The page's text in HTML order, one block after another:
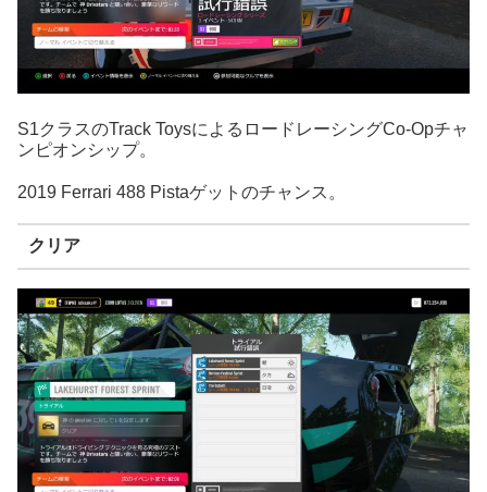
S1クラスのTrack ToysによるロードレーシングCo-Opチャ
ンピオンシップ。
2019 Ferrari 488 Pistaゲットのチャンス。
クリア